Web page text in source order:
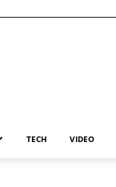
TECH VIDEO